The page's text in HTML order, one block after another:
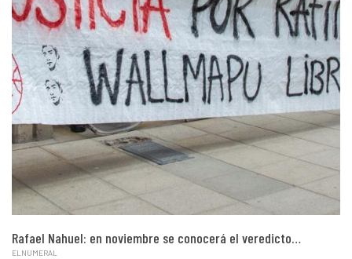
Rafael Nahuel: en noviembre se conocerá el veredicto…
ELNUMERAL